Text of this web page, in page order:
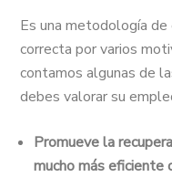
Es una metodología
correcta por varios
contamos algunas de
debes valorar su
Promueve la
mucho más eficiente